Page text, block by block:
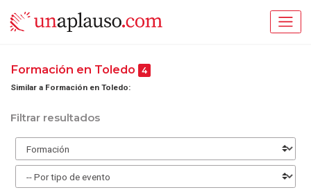
Formación en Toledo 4
Similar a Formación en Toledo:
Filtrar resultados